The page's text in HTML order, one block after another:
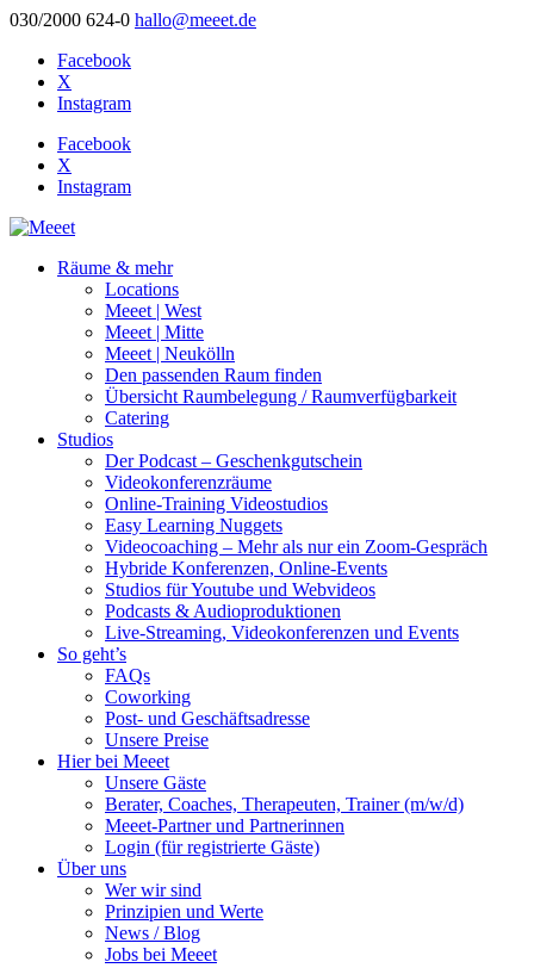
030/2000 624-0 hallo@meeet.de
Facebook
X
Instagram
Facebook
X
Instagram
Räume & mehr
Locations
Meeet | West
Meeet | Mitte
Meeet | Neukölln
Den passenden Raum finden
Übersicht Raumbelegung / Raumverfügbarkeit
Catering
Studios
Der Podcast – Geschenkgutschein
Videokonferenzräume
Online-Training Videostudios
Easy Learning Nuggets
Videocoaching – Mehr als nur ein Zoom-Gespräch
Hybride Konferenzen, Online-Events
Studios für Youtube und Webvideos
Podcasts & Audioproduktionen
Live-Streaming, Videokonferenzen und Events
So geht’s
FAQs
Coworking
Post- und Geschäftsadresse
Unsere Preise
Hier bei Meeet
Unsere Gäste
Berater, Coaches, Therapeuten, Trainer (m/w/d)
Meeet-Partner und Partnerinnen
Login (für registrierte Gäste)
Über uns
Wer wir sind
Prinzipien und Werte
News / Blog
Jobs bei Meeet